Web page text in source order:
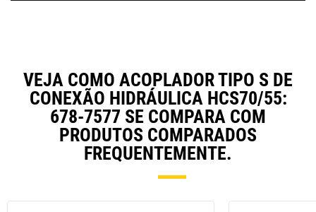
VEJA COMO ACOPLADOR TIPO S DE
CONEXÃO HIDRÁULICA HCS70/55:
678-7577 SE COMPARA COM
PRODUTOS COMPARADOS
FREQUENTEMENTE.